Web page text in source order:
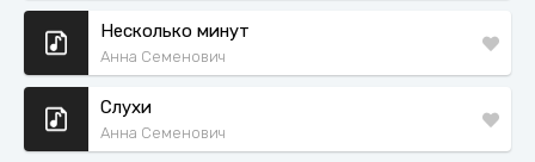
Несколько минут
Анна Семенович
Слухи
Анна Семенович